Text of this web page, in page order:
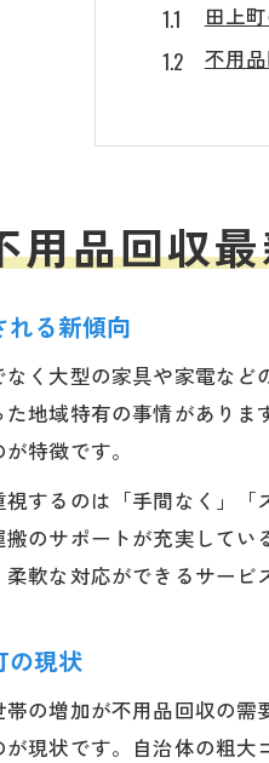
田上
不用
田上
最新
不用品回
田上
不用
自治
田上
不用
田上町の
用品回収
れる新傾向
く大型の家具や家電な
地域特有の事情があり
特徴です。
するのは「手間なく」
のサポートが充実して
軟な対応ができるサービ
の現状
の増加が不用品回収の
現状です。自治体の粗